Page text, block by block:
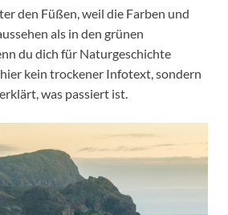
den Füßen, weil die Farben und
als in den grünen
du dich für Naturgeschichte
kein trockener Infotext, sondern
was passiert ist.